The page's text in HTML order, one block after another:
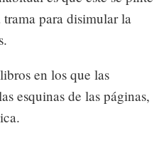
para disimular la
en los que las
esquinas de las páginas,